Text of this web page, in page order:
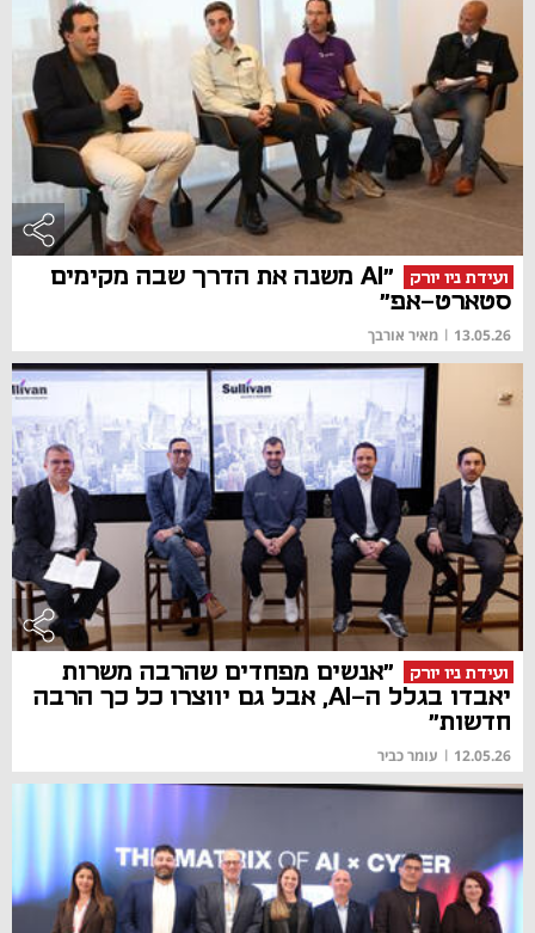
ועידת ניו יורק
"AI משנה את הדרך שבה מקימים
סטארט-אפ"
13.05.26
| מאיר אורבך
ועידת ניו יורק
"אנשים מפחדים שהרבה משרות
יאבדו בגלל ה-AI, אבל גם יווצרו כל כך הרבה
חדשות"
12.05.26
| עומר כביר